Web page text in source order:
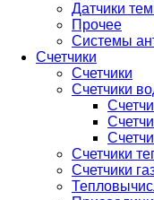
Датчики
Прочее
Системы
Счетчики
Счетчики
Счетчики
Счетчики
Счетчики